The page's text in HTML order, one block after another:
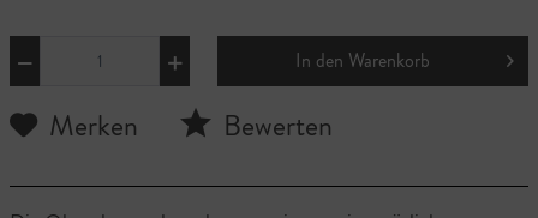
In den Warenkorb
Merken Bewerten